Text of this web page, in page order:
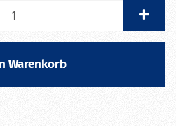
Warenkorb